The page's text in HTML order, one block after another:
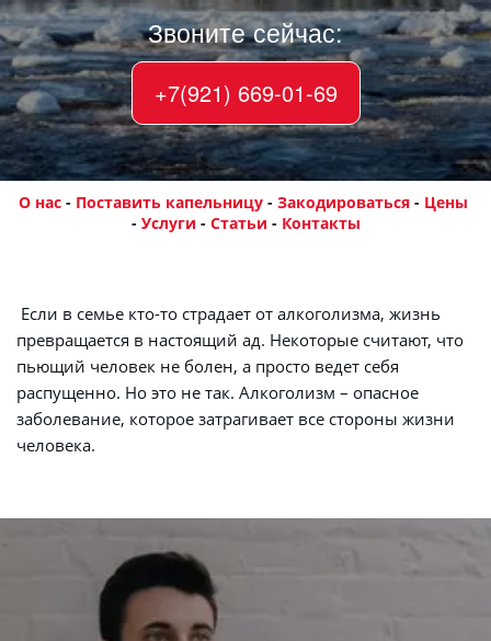
Звоните сейчас:
+7(921) 669-01-69
О нас - Поставить капельницу - Закодироваться - Цены
- Услуги - Статьи - Контакты
превращается в настоящий ад. Некоторые считают, что
пьющий человек не болен, а просто ведет себя
распущенно. Но это не так. Алкоголизм – опасное
заболевание, которое затрагивает все стороны жизни
человека.